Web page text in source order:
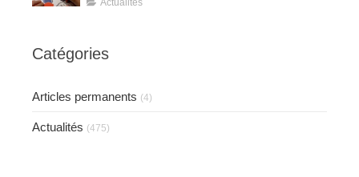
Catégories
Articles permanents (4)
Actualités (475)